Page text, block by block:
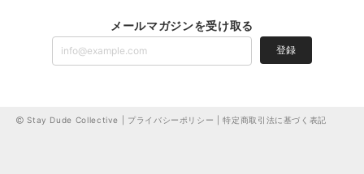
メールマガジンを受け取る
登録
Stay Dude Collective | プライバシーポリシー |特定商取引法に基づく表記